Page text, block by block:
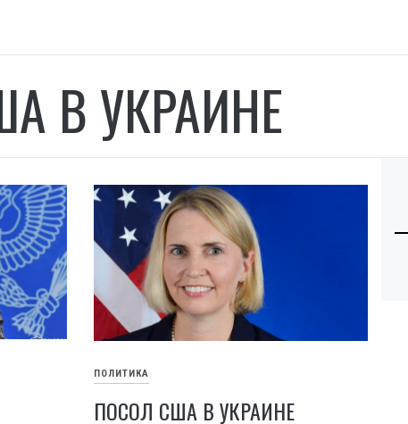
В УКРАИНЕ
ПОЛИТИКА
ПОСОЛ США В УКРАИНЕ